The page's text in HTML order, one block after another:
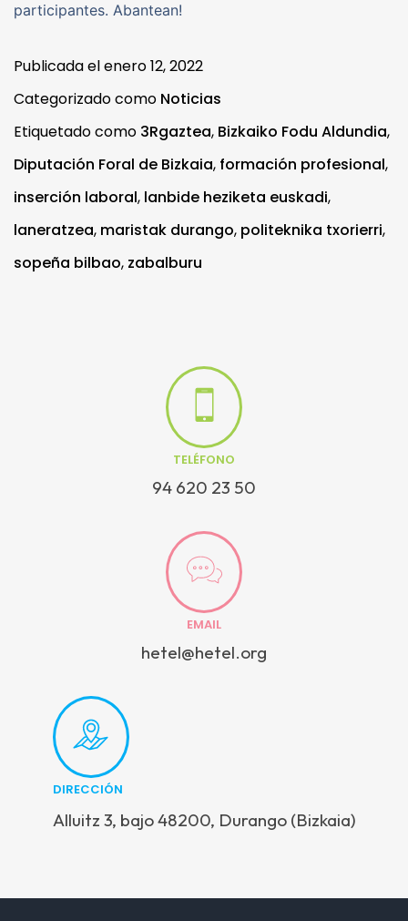
participantes. Abantean!
Publicada elenero 12, 2022
Categorizado como Noticias
Etiquetado como 3Rgaztea, Bizkaiko Fodu Aldundia,
Diputación Foral de Bizkaia, formación profesional,
inserción laboral, lanbide heziketa euskadi,
laneratzea, maristak durango, politeknika txorierri,
sopeña bilbao, zabalburu
TELÉFONO
94 620 23 50
EMAIL
hetel@hetel.org
DIRECCIÓN
Alluitz 3, bajo 48200, Durango (Bizkaia)